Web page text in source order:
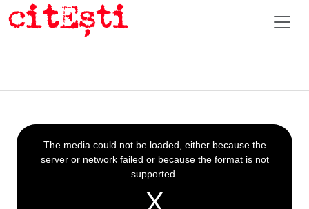
This
is
a
The media could not be loaded, either because the
server or network failed or because the format is not
supported.